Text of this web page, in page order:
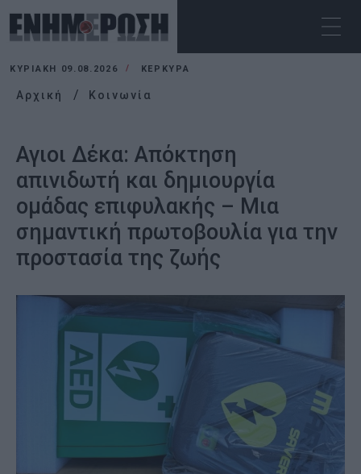
ΚΥΡΙΑΚΉ 09.08.2026 ΚΕΡΚΥΡΑ
Αρχική Κοινωνία
Αγιοι Δέκα: Απόκτηση
απινιδωτή και δημιουργία
ομάδας επιφυλακής – Μια
σημαντική πρωτοβουλία για την
προστασία της ζωής